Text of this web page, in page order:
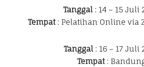
Tanggal : 14 – 15 Juli
Tempat: Pelatihan Online via
Tanggal: 16 – 17 Juli
Tempat: